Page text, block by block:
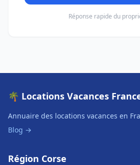
Réponse rapide du
🌴 Locations Vacances
Annuaire des locations vacances en
Blog →
Région Corse